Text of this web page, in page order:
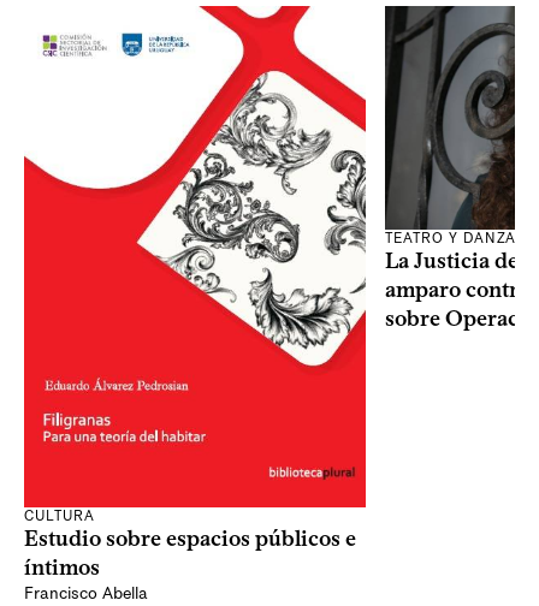
CULTURA
Estudio sobre espacios públicos e
íntimos
Francisco Abella
TEATRO Y DANZA
La Justicia
amparo contra
sobre